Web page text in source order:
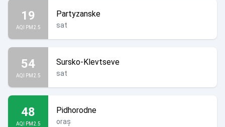
19
AQI PM2.5
Partyzanske
sat
54
AQI PM2.5
Sursko-Klevtseve
sat
48
AQI PM2.5
Pidhorodne
oraș